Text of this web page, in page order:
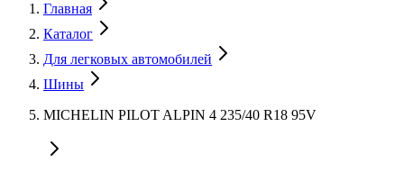
Главная
Каталог
Для легковых автомобилей
Шины
MICHELIN PILOT ALPIN 4 235/40 R18 95V